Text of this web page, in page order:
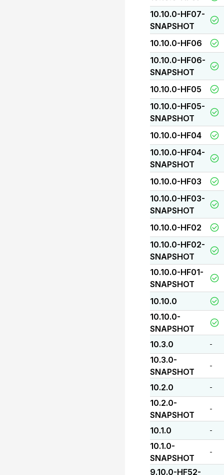
10.10.0-HF07-
SNAPSHOT
10.10.0-HF06
10.10.0-HF06-
SNAPSHOT
10.10.0-HF05
10.10.0-HF05-
SNAPSHOT
10.10.0-HF04
10.10.0-HF04-
SNAPSHOT
10.10.0-HF03
10.10.0-HF03-
SNAPSHOT
10.10.0-HF02
10.10.0-HF02-
SNAPSHOT
10.10.0-HF01-
SNAPSHOT
10.10.0
10.10.0-
SNAPSHOT
10.3.0
-
10.3.0-
SNAPSHOT
-
10.2.0 -
10.2.0-
SNAPSHOT
-
10.1.0 -
10.1.0-
SNAPSHOT
-
9.10.0-HF52-